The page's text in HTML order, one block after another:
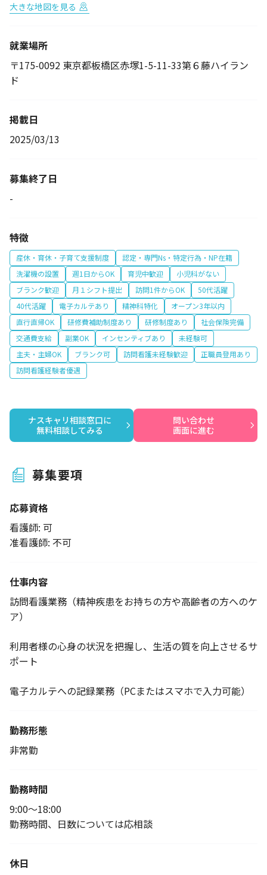
大きな地図を見る
就業場所
〒175-0092 東京都板橋区赤塚1-5-11-33第６藤ハイラン
ド
掲載日
2025/03/13
募集終了日
-
特徴
産休・育休・子育て支援制度
認定・専門Ns・特定行為・NP在籍
洗濯機の設置
週1日からOK 育児中歓迎
小児科がない
ブランク歓迎
月１シフト提出 訪問1件からOK
50代活躍
40代活躍
電子カルテあり 精神科特化
オープン3年以内
直行直帰OK
研修費補助制度あり 研修制度あり
社会保険完備
交通費支給
副業OK インセンティブあり
未経験可
主夫・主婦OK
ブランク可 訪問看護未経験歓迎
正職員登用あり
訪問看護経験者優遇
ナスキャリ相談窓口に
無料相談してみる
問い合わせ
画面に進む
募集要項
応募資格
看護師: 可
准看護師: 不可
仕事内容
訪問看護業務（精神疾患をお持ちの方や高齢者の方へのケ
ア）
利用者様の心身の状況を把握し、生活の質を向上させるサ
ポート
電子カルテへの記録業務（PCまたはスマホで入力可能）
勤務形態
非常勤
勤務時間
9:00～18:00
勤務時間、日数については応相談
休日